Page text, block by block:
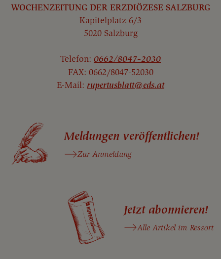
WOCHENZEITUNG DER ERZDIÖZESE SALZBURG
Kapitelplatz 6/3
5020 Salzburg
Telefon: 0662/8047-2030
FAX: 0662/8047-52030
E-Mail: rupertusblatt@eds.at
Meldungen veröffentlichen!
Zur Anmeldung
Jetzt abonnieren!
Alle Artikel im Ressort